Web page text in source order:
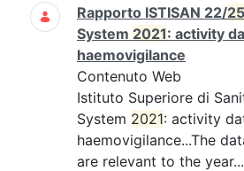
Rapporto ISTISAN 22/25
System 2021: activity
haemovigilance
Contenuto Web
Istituto Superiore di
System 2021: activity
haemovigilance...The
are relevant to the year...